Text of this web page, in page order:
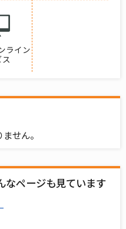
ライン
せん。
なページも見ています